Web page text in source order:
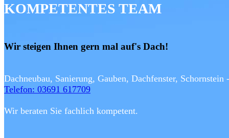
KOMPETENTES TEAM
Wir steigen Ihnen gern mal auf's Dach!
Dachneubau, Sanierung, Gauben, Dachfenster, Schornstein
Telefon: 03691 617709
Wir beraten Sie fachlich kompetent.